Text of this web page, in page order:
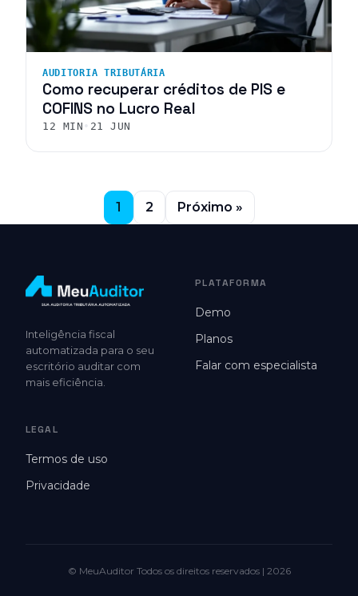
AUDITORIA TRIBUTÁRIA
Como recuperar créditos de PIS e
COFINS no Lucro Real
12 MIN • 21 JUN
1 2 Próximo »
Inteligência fiscal
automatizada para o seu
escritório auditar com
mais eficiência.
PLATAFORMA
Demo
Planos
Falar com especialista
LEGAL
Termos de uso
Privacidade
© MeuAuditor Todos os direitos reservados | 2026